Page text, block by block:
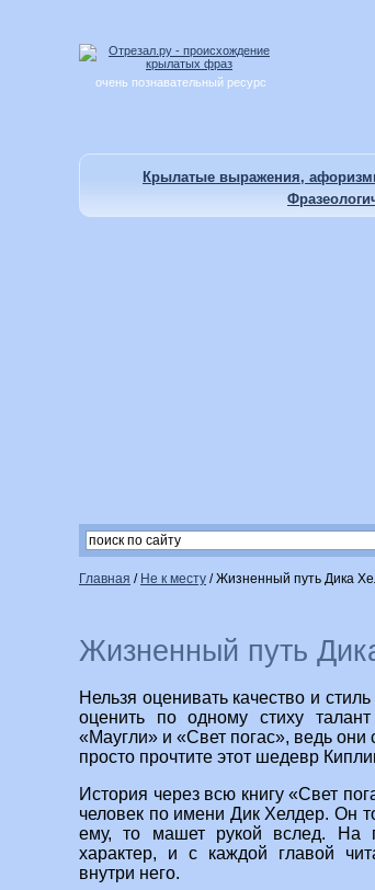
очень познавательный ресурс
Крылатые выражения,
Главная / Не к месту /Жизненный путь Дика
Жизненный путь
Нельзя оценивать качество и
оценить по одному стиху
«Маугли» и «Свет погас», ведь
просто прочтите этот шедевр
История через всю книгу «Свет
человек по имени Дик Хелдер. Он
ему, то машет рукой вслед. На
характер, и с каждой главой
внутри него.